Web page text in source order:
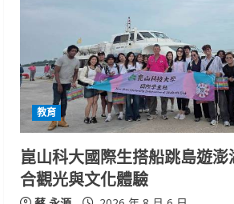
教育
崑山科大國際生搭船跳島遊
合觀光與文化體驗